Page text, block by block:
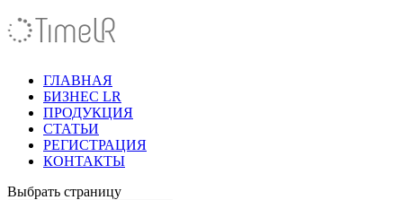
ГЛАВНАЯ
БИЗНЕС LR
ПРОДУКЦИЯ
СТАТЬИ
РЕГИСТРАЦИЯ
КОНТАКТЫ
Выбрать страницу